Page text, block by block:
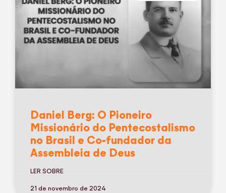
Daniel Berg: O Pioneiro
Missionário do Pentecostalismo
no Brasil e Co-fundador da
Assembleia de Deus
LER SOBRE
21 de novembro de 2024